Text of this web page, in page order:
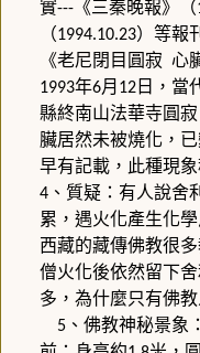
實---《三秦晚報》（
（1994.10.23）等報
《老尼閉目圓寂 心
1993年6月12日，當
縣終南山法華寺圓
臟居然未被燒化，
早有記載，此種現
4、質疑：有人說舍
累，遇火化產生化
西藏的藏傳佛教很
僧火化後依然留下
多，為什麼只有佛
5、佛教神秘景象